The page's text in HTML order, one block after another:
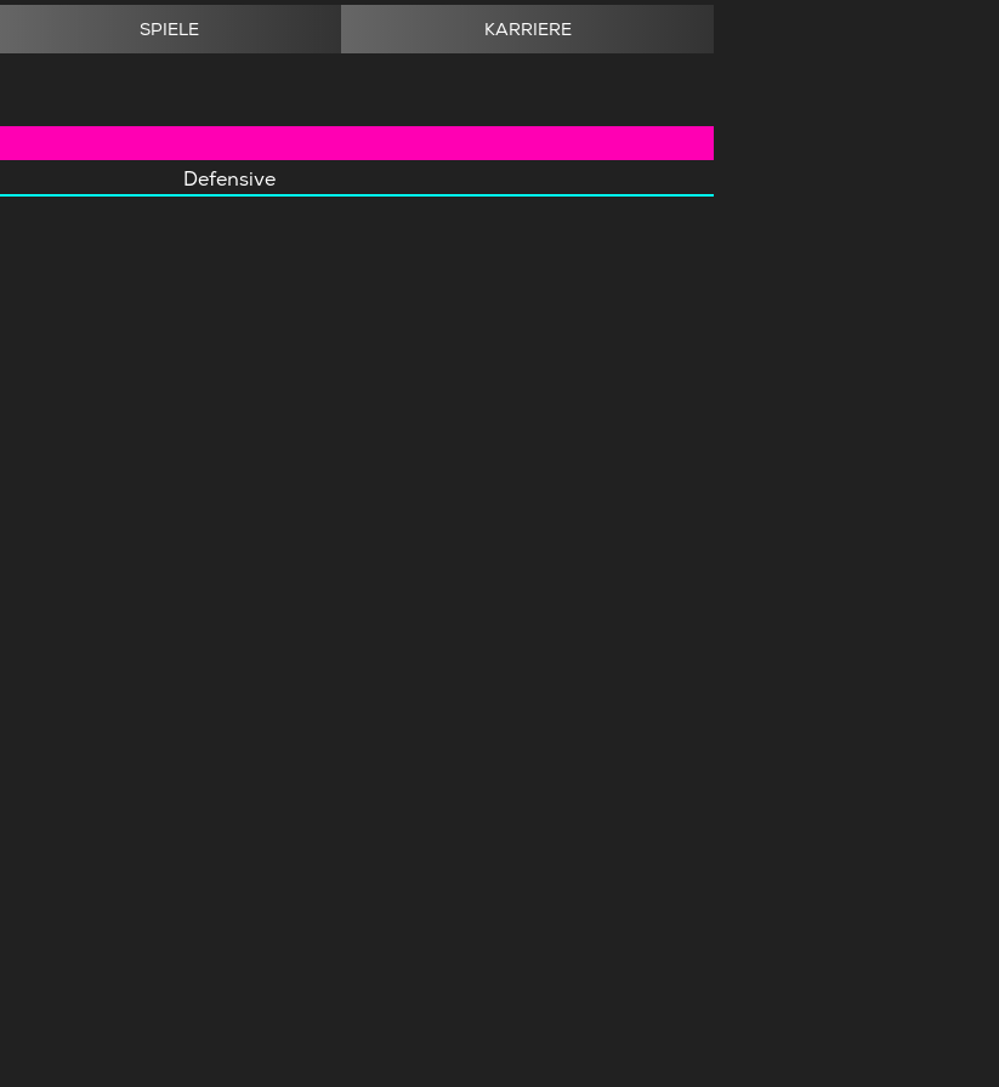
SPIELE KARRIERE
Defensive